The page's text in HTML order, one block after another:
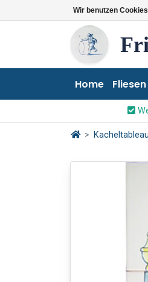
Wir benutzen
Home Fliesen